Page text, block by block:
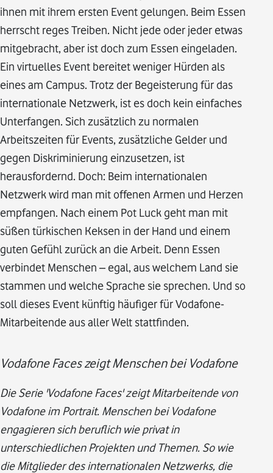
ihnen mit ihrem ersten Event gelungen. Beim Essen
herrscht reges Treiben. Nicht jede oder jeder etwas
mitgebracht, aber ist doch zum Essen eingeladen.
Ein virtuelles Event bereitet weniger Hürden als
eines am Campus. Trotz der Begeisterung für das
internationale Netzwerk, ist es doch kein einfaches
Unterfangen. Sich zusätzlich zu normalen
Arbeitszeiten für Events, zusätzliche Gelder und
gegen Diskriminierung einzusetzen, ist
herausfordernd. Doch: Beim internationalen
Netzwerk wird man mit offenen Armen und Herzen
empfangen. Nach einem Pot Luck geht man mit
süßen türkischen Keksen in der Hand und einem
guten Gefühl zurück an die Arbeit. Denn Essen
verbindet Menschen – egal, aus welchem Land sie
stammen und welche Sprache sie sprechen. Und so
soll dieses Event künftig häufiger für Vodafone-
Mitarbeitende aus aller Welt stattfinden.
Vodafone Faces zeigt Menschen bei Vodafone
Die Serie 'Vodafone Faces' zeigt Mitarbeitende von
Vodafone im Portrait. Menschen bei Vodafone
engagieren sich beruflich wie privat in
unterschiedlichen Projekten und Themen. So wie
die Mitglieder des internationalen Netzwerks, die